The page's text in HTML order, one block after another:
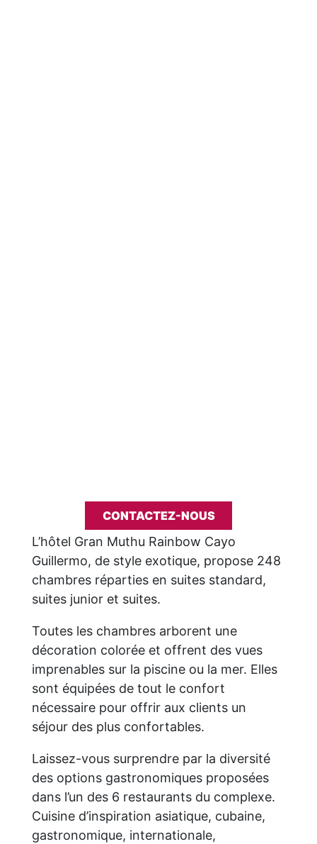
CONTACTEZ-NOUS
L’hôtel Gran Muthu Rainbow Cayo
Guillermo, de style exotique, propose 248
chambres réparties en suites standard,
suites junior et suites.
Toutes les chambres arborent une
décoration colorée et offrent des vues
imprenables sur la piscine ou la mer. Elles
sont équipées de tout le confort
nécessaire pour offrir aux clients un
séjour des plus confortables.
Laissez-vous surprendre par la diversité
des options gastronomiques proposées
dans l’un des 6 restaurants du complexe.
Cuisine d’inspiration asiatique, cubaine,
gastronomique, internationale,